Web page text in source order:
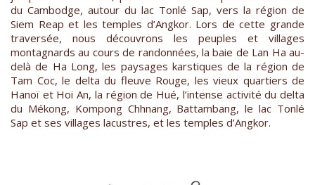
du Cambodge, autour du lac Tonlé Sap, vers la région de
Siem Reap et les temples d’Angkor. Lors de cette grande
traversée, nous découvrons les peuples et villages
montagnards au cours de randonnées, la baie de Lan Ha au-
delà de Ha Long, les paysages karstiques de la région de
Tam Coc, le delta du fleuve Rouge, les vieux quartiers de
Hanoï et Hoi An, la région de Hué, l’intense activité du delta
du Mékong, Kompong Chhnang, Battambang, le lac Tonlé
Sap et ses villages lacustres, et les temples d’Angkor.